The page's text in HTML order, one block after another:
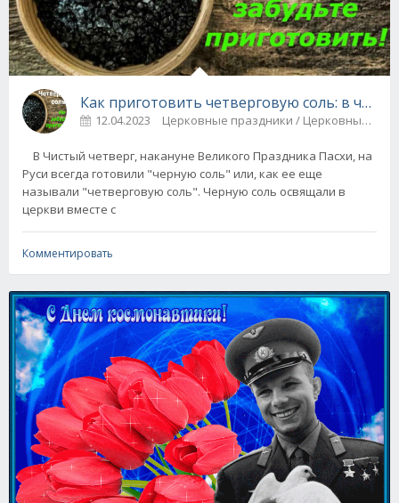
Как приготовить четверговую соль: в чем
12.04.2023 Церковные праздники / Церковные
В Чистый четверг, накануне Великого Праздника Пасхи, на
Руси всегда готовили "черную соль" или, как ее еще
называли "четверговую соль". Черную соль освящали в
церкви вместе с
Комментировать